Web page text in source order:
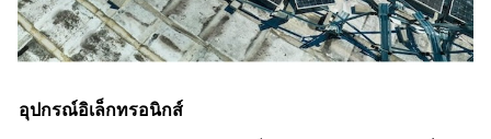
อุปกรณ์อิเล็กทรอนิกส์